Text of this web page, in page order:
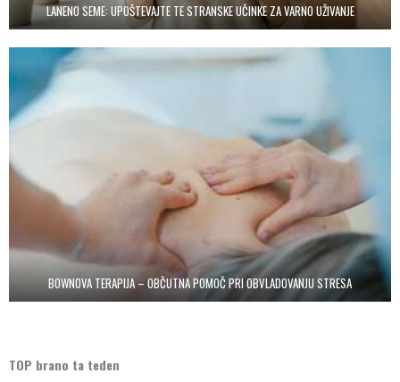
LANENO SEME: UPOŠTEVAJTE TE STRANSKE UČINKE ZA VARNO UŽIVANJE
BOWNOVA TERAPIJA – OBČUTNA POMOČ PRI OBVLADOVANJU STRESA
TOP brano ta teden